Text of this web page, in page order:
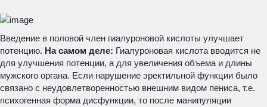
Введение в половой член гиалуроновой кислоты улучшает
потенцию. На самом деле: Гиалуроновая кислота вводится не
для улучшения потенции, а для увеличения объема и длины
мужского органа. Если нарушение эректильной функции было
связано с неудовлетворенностью внешним видом пениса, т.е.
психогенная форма дисфункции, то после манипуляции